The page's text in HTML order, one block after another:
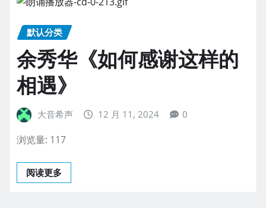
默认分类
余秀华《如何感谢这样的
相遇》
大音希声 12 月 11, 2024 0
浏览量: 117
阅读更多